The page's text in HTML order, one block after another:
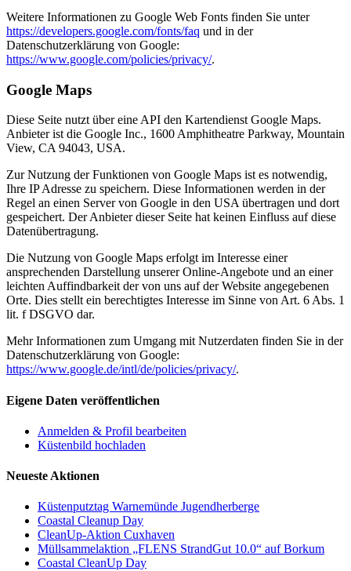
Weitere Informationen zu Google Web Fonts finden Sie unter
https://developers.google.com/fonts/faq und in der
Datenschutzerklärung von Google:
https://www.google.com/policies/privacy/.
Google Maps
Diese Seite nutzt über eine API den Kartendienst Google Maps.
Anbieter ist die Google Inc., 1600 Amphitheatre Parkway, Mountain
View, CA 94043, USA.
Zur Nutzung der Funktionen von Google Maps ist es notwendig,
Ihre IP Adresse zu speichern. Diese Informationen werden in der
Regel an einen Server von Google in den USA übertragen und dort
gespeichert. Der Anbieter dieser Seite hat keinen Einfluss auf diese
Datenübertragung.
Die Nutzung von Google Maps erfolgt im Interesse einer
ansprechenden Darstellung unserer Online-Angebote und an einer
leichten Auffindbarkeit der von uns auf der Website angegebenen
Orte. Dies stellt ein berechtigtes Interesse im Sinne von Art. 6 Abs. 1
lit. f DSGVO dar.
Mehr Informationen zum Umgang mit Nutzerdaten finden Sie in der
Datenschutzerklärung von Google:
https://www.google.de/intl/de/policies/privacy/.
Eigene Daten veröffentlichen
Anmelden & Profil bearbeiten
Küstenbild hochladen
Neueste Aktionen
Küstenputztag Warnemünde Jugendherberge
Coastal Cleanup Day
CleanUp-Aktion Cuxhaven
Müllsammelaktion „FLENS StrandGut 10.0“ auf Borkum
Coastal CleanUp Day